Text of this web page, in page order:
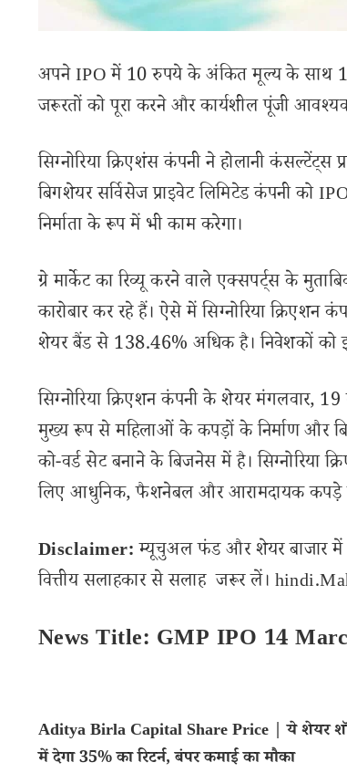
अपने IPO में 10 रुपये के अंकित मूल्य के साथ
जरूरतों को पूरा करने और कार्यशील पूंजी
सिग्नोरिया क्रिएशंस कंपनी ने होलानी
बिगशेयर सर्विसेज प्राइवेट लिमिटेड कंपनी को
निर्माता के रूप में भी काम करेगा।
ग्रे मार्केट का रिव्यू करने वाले एक्सपर्ट्स के
कारोबार कर रहे हैं। ऐसे में सिग्नोरिया
शेयर बैंड से 138.46% अधिक है। निवेशकों को
सिग्नोरिया क्रिएशन कंपनी के शेयर मंगलवार,
मुख्य रूप से महिलाओं के कपड़ों के निर्माण और
को-वर्ड सेट बनाने के बिजनेस में है। सिग्नोरिया
लिए आधुनिक, फैशनेबल और आरामदायक कपड़े
Disclaimer:म्यूचुअल फंड और शेयर बाजार में
वित्तीय सलाहकार से सलाह जरूर लें।
News Title: GMP IPO 14
Aditya Birla Capital Share Price | ये शेयर
में देगा 35% का रिटर्न, बंपर कमाई का मौका